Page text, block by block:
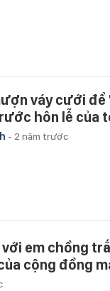
váy cưới
hôn lễ của
- 2 năm trước
em chồng
cộng đồng